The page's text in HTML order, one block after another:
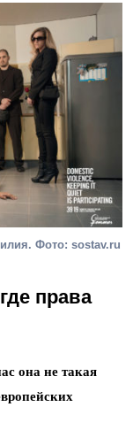
Фото: sostav.ru
права
она не такая